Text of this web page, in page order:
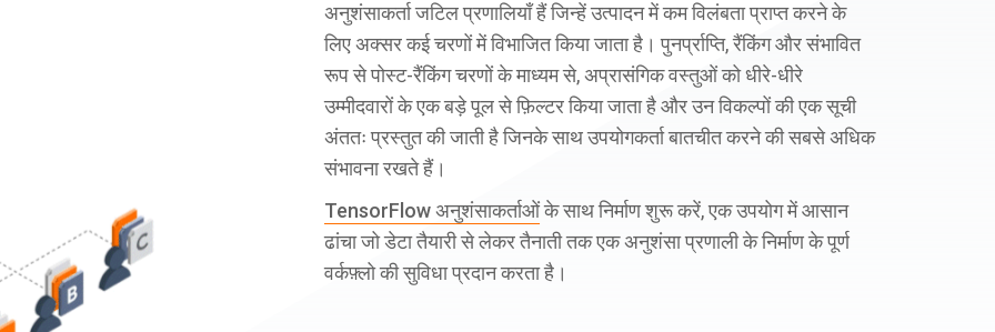
अनुशंसाकर्ता जटिल प्रणालियाँ हैं जिन्हें उत्पादन में कम विलंबता प्राप्त करने के
लिए अक्सर कई चरणों में विभाजित किया जाता है। पुनर्प्राप्ति, रैंकिंग और संभावित
रूप से पोस्ट-रैंकिंग चरणों के माध्यम से, अप्रासंगिक वस्तुओं को धीरे-धीरे
उम्मीदवारों के एक बड़े पूल से फ़िल्टर किया जाता है और उन विकल्पों की एक सूची
अंततः प्रस्तुत की जाती है जिनके साथ उपयोगकर्ता बातचीत करने की सबसे अधिक
संभावना रखते हैं।
TensorFlow अनुशंसाकर्ताओंके साथ निर्माण शुरू करें, एक उपयोग में आसान
ढांचा जो डेटा तैयारी से लेकर तैनाती तक एक अनुशंसा प्रणाली के निर्माण के पूर्ण
वर्कफ़्लो की सुविधा प्रदान करता है।